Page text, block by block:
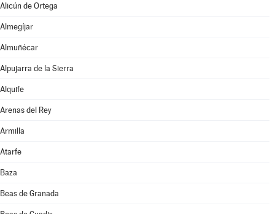
Alicún de Ortega
Almegíjar
Almuñécar
Alpujarra de la Sierra
Alquife
Arenas del Rey
Armilla
Atarfe
Baza
Beas de Granada